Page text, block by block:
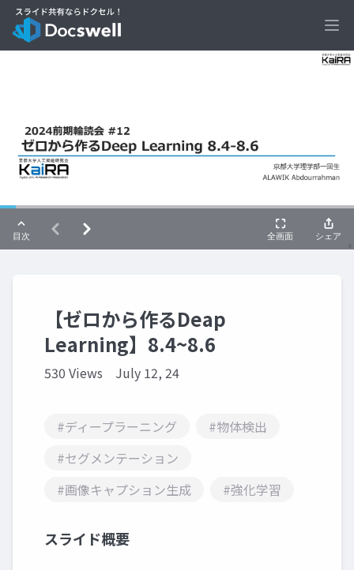
【ゼロから作るDeap
Learning】8.4~8.6
530 Views July 12, 24
#ディープラーニング
#物体検出
#セグメンテーション
#画像キャプション生成
#強化学習
スライド概要